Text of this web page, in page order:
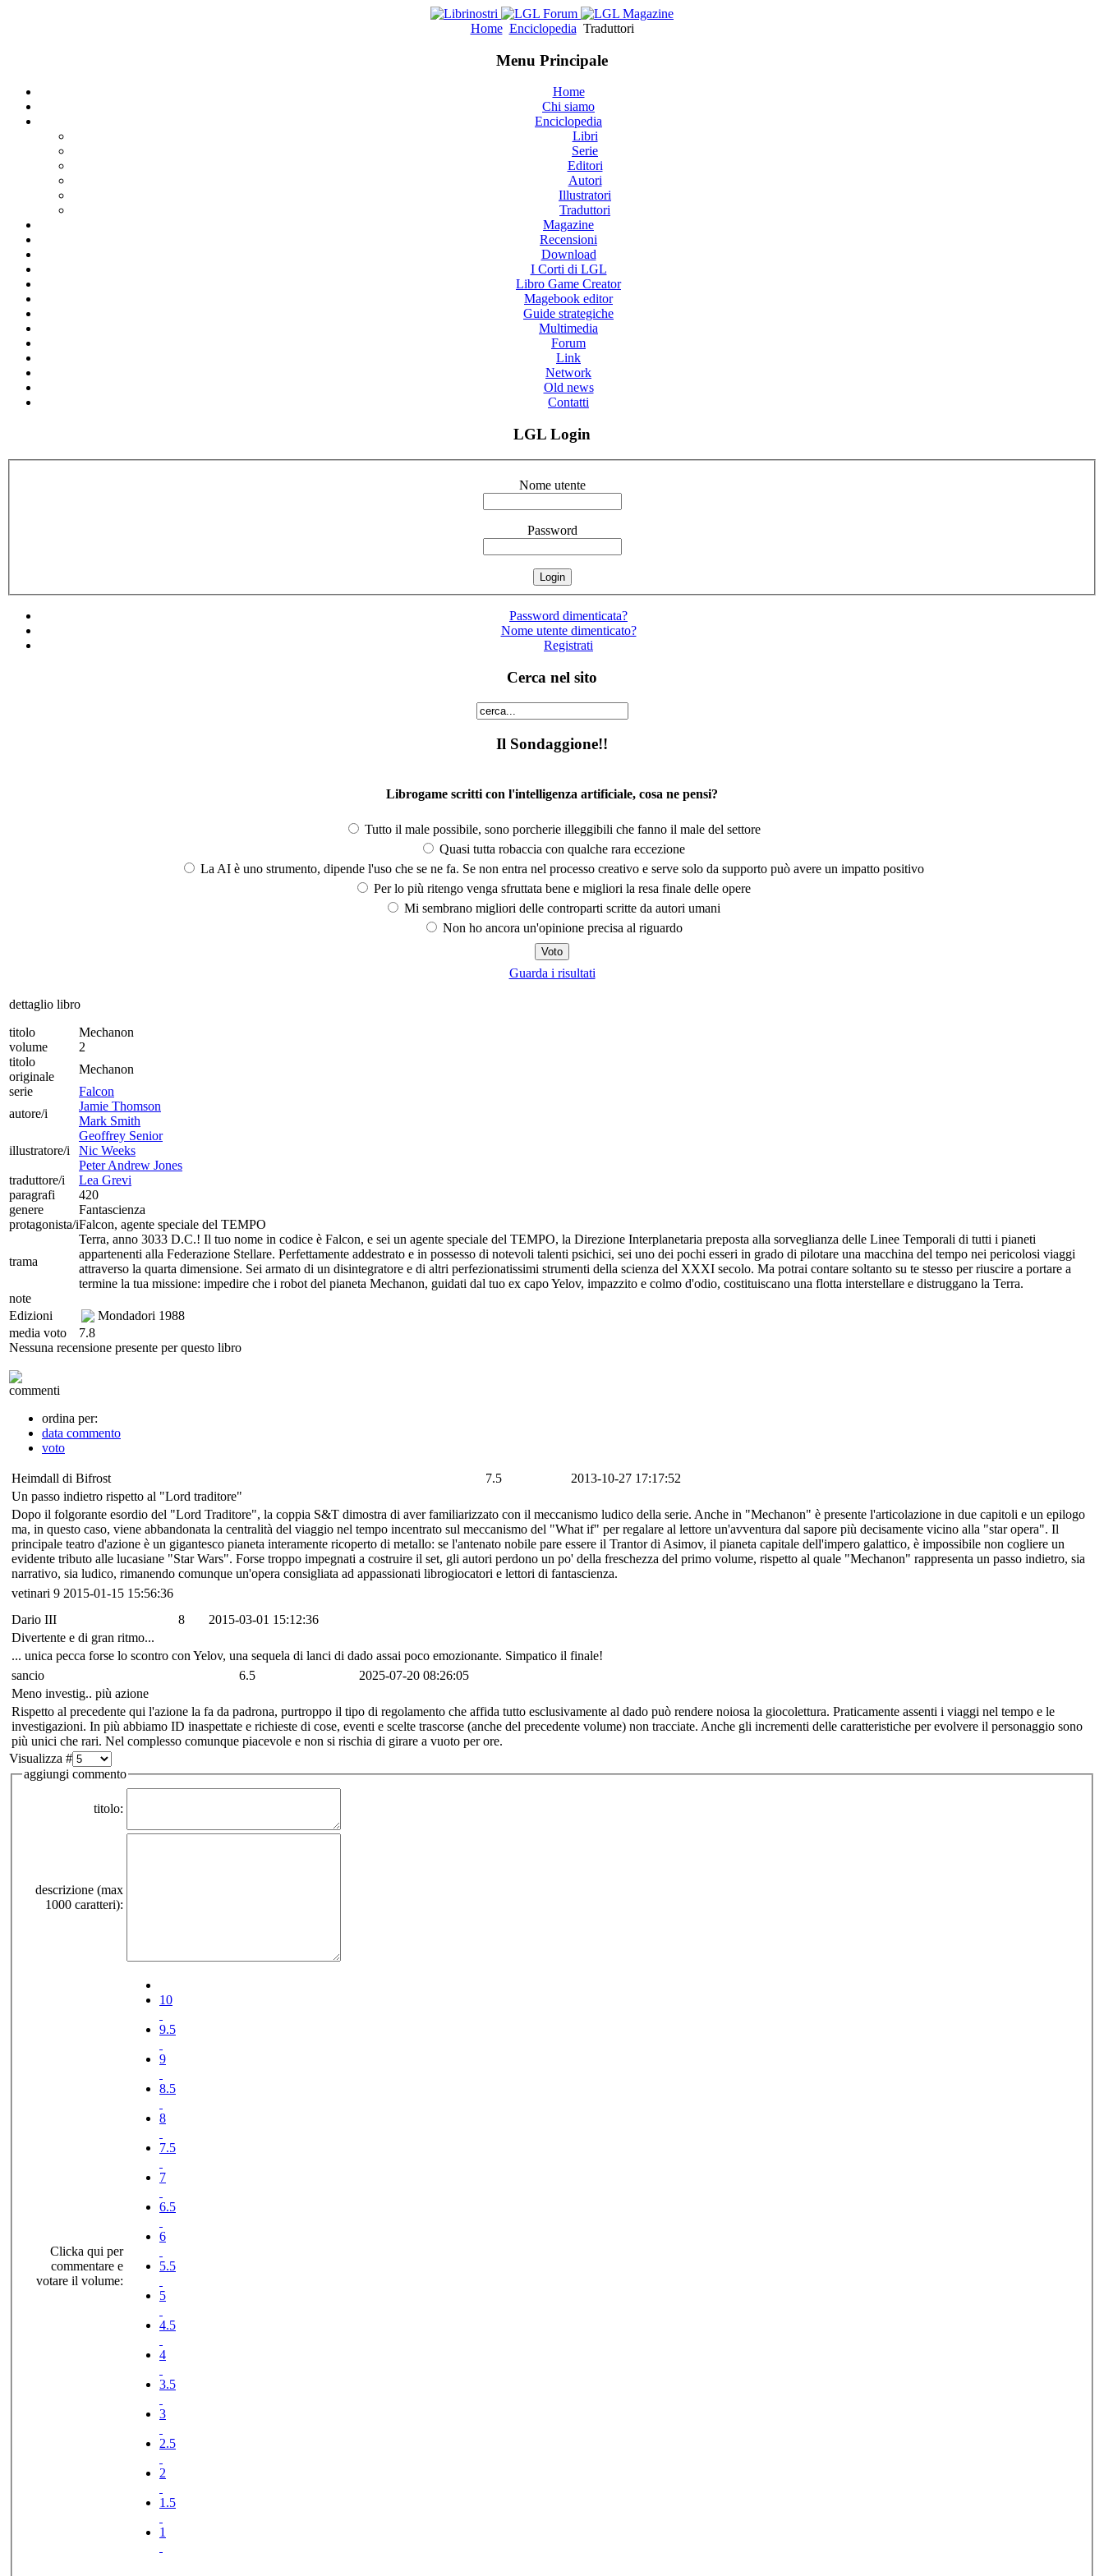
Home Enciclopedia Traduttori
Menu Principale
Home
Chi siamo
Enciclopedia
Libri
Serie
Editori
Autori
Illustratori
Traduttori
Magazine
Recensioni
Download
I Corti di LGL
Libro Game Creator
Magebook editor
Guide strategiche
Multimedia
Forum
Link
Network
Old news
Contatti
LGL Login
Nome utente
Password
Password dimenticata?
Nome utente dimenticato?
Registrati
Cerca nel sito
Il Sondaggione!!
Librogame scritti con l'intelligenza artificiale, cosa ne pensi?
Tutto il male possibile, sono porcherie illeggibili che fanno il male del settore
Quasi tutta robaccia con qualche rara eccezione
La AI è uno strumento, dipende l'uso che se ne fa. Se non entra nel processo creativo e serve solo da supporto può avere un impatto positivo
Per lo più ritengo venga sfruttata bene e migliori la resa finale delle opere
Mi sembrano migliori delle controparti scritte da autori umani
Non ho ancora un'opinione precisa al riguardo
Guarda i risultati
dettaglio libro
titolo
Mechanon
volume
2
titolo
originale
Mechanon
serie
Falcon
autore/i
Jamie Thomson
Mark Smith
illustratore/i
Geoffrey Senior
Nic Weeks
Peter Andrew Jones
traduttore/i
Lea Grevi
paragrafi
420
genere
Fantascienza
protagonista/iFalcon, agente speciale del TEMPO
trama
Terra, anno 3033 D.C.! Il tuo nome in codice è Falcon, e sei un agente speciale del TEMPO, la Direzione Interplanetaria preposta alla sorveglianza delle Linee Temporali di tutti i pianeti
appartenenti alla Federazione Stellare. Perfettamente addestrato e in possesso di notevoli talenti psichici, sei uno dei pochi esseri in grado di pilotare una macchina del tempo nei pericolosi viaggi
attraverso la quarta dimensione. Sei armato di un disintegratore e di altri perfezionatissimi strumenti della scienza del XXXI secolo. Ma potrai contare soltanto su te stesso per riuscire a portare a
termine la tua missione: impedire che i robot del pianeta Mechanon, guidati dal tuo ex capo Yelov, impazzito e colmo d'odio, costituiscano una flotta interstellare e distruggano la Terra.
note
Edizioni
Mondadori 1988
media voto
7.8
Nessuna recensione presente per questo libro
commenti
ordina per:
data commento
voto
Heimdall di Bifrost 7.5
2013-10-27 17:17:52
Un passo indietro rispetto al "Lord traditore"
Dopo il folgorante esordio del "Lord Traditore", la coppia S&T dimostra di aver familiarizzato con il meccanismo ludico della serie. Anche in "Mechanon" è presente l'articolazione in due capitoli e un epilogo
ma, in questo caso, viene abbandonata la centralità del viaggio nel tempo incentrato sul meccanismo del "What if" per regalare al lettore un'avventura dal sapore più decisamente vicino alla "star opera". Il
principale teatro d'azione è un gigantesco pianeta interamente ricoperto di metallo: se l'antenato nobile pare essere il Trantor di Asimov, il pianeta capitale dell'impero galattico, è impossibile non cogliere un
evidente tributo alle lucasiane "Star Wars". Forse troppo impegnati a costruire il set, gli autori perdono un po' della freschezza del primo volume, rispetto al quale "Mechanon" rappresenta un passo indietro, sia
narrativo, sia ludico, rimanendo comunque un'opera consigliata ad appassionati librogiocatori e lettori di fantascienza.
vetinari 9 2015-01-15 15:56:36
Dario III
8
2015-03-01 15:12:36
Divertente e di gran ritmo...
... unica pecca forse lo scontro con Yelov, una sequela di lanci di dado assai poco emozionante. Simpatico il finale!
sancio
6.5
2025-07-20 08:26:05
Meno investig.. più azione
Rispetto al precedente qui l'azione la fa da padrona, purtroppo il tipo di regolamento che affida tutto esclusivamente al dado può rendere noiosa la giocolettura. Praticamente assenti i viaggi nel tempo e le
investigazioni. In più abbiamo ID inaspettate e richieste di cose, eventi e scelte trascorse (anche del precedente volume) non tracciate. Anche gli incrementi delle caratteristiche per evolvere il personaggio sono
più unici che rari. Nel complesso comunque piacevole e non si rischia di girare a vuoto per ore.
Visualizza #
aggiungi commento
titolo:
descrizione (max
1000 caratteri):
Clicka qui per
commentare e
votare il volume:
10
9.5
9
8.5
8
7.5
7
6.5
6
5.5
5
4.5
4
3.5
3
2.5
2
1.5
1